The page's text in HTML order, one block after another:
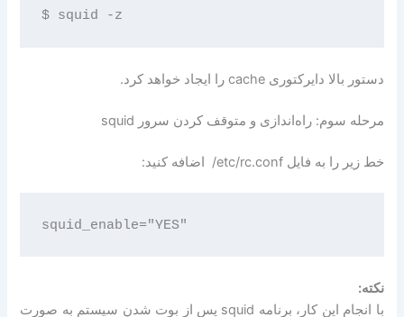
دستور بالا دایرکتوری cache را ایجاد خواهد کرد.
مرحله سوم: راه‌اندازی و متوقف كردن سرور squid
خط زیر را به فایل ‎ /etc/rc.conf اضافه کنید:
نکته:
با انجام این کار، برنامه squid پس از بوت شدن سیستم به صورت